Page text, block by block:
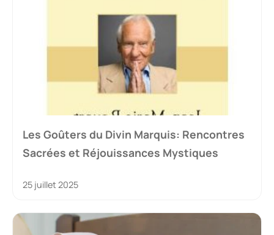
Les Goûters du Divin Marquis: Rencontres
Sacrées et Réjouissances Mystiques
25 juillet 2025